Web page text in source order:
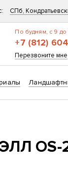
СПб,
По будням, с 9 до
+7 (812)
Перезвоните мне
OS-